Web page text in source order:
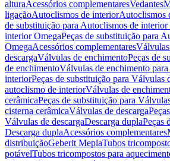
alturaAcessórios complementaresVedantes
ligaçãoAutoclismos de interiorAutoclismos
de substituição para Autoclismos de interior
interior OmegaPeças de substituição para
OmegaAcessórios complementares
descargaVálvulas de enchimentoPeças de
de enchimentoVálvulas de enchimento
interiorPeças de substituição para Válvulas
autoclismo de interiorVálvulas de
cerâmicaPeças de substituição para
cisterna cerâmicaVálvulas de descarga
Válvulas de descargaDescarga duplaPeças
Descarga duplaAcessórios complementares
distribuiçãoGeberit MeplaTubos
potávelTubos tricompostos para